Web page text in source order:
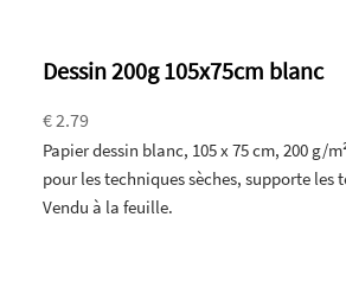
Dessin 200g 105x75cm blanc
€ 2.79
Papier dessin blanc, 105 x 75 cm, 200 g/
pour les techniques sèches, supporte les
Vendu à la feuille.